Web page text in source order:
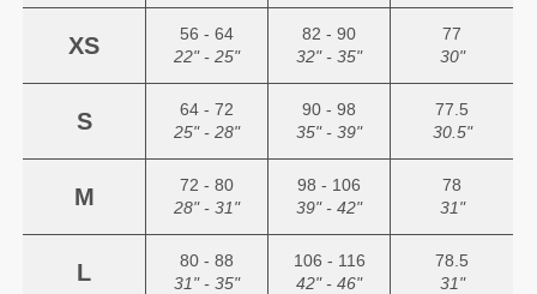
XS
56 - 64
22" - 25"
82 - 90
32" - 35"
77
30"
S
64 - 72
25" - 28"
90 - 98
35" - 39"
77.5
30.5"
M
72 - 80
28" - 31"
98 - 106
39" - 42"
78
31"
L
80 - 88
31" - 35"
106 - 116
42" - 46"
78.5
31"